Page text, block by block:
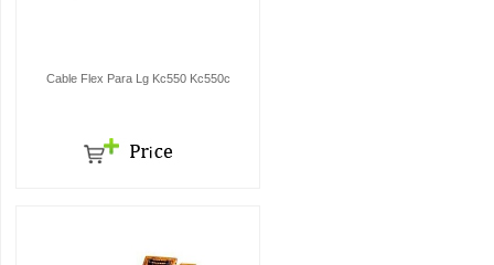
Cable Flex Para Lg Kc550 Kc550c